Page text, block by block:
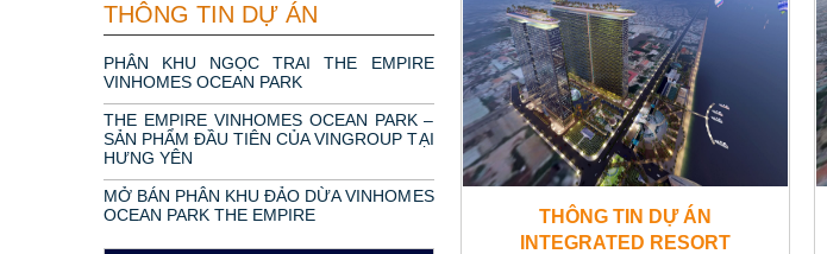
THÔNG TIN DỰ ÁN
INTEGRATED RESORT
THÔNG TIN DỰ ÁN
PHÂN KHU NGỌC TRAI THE EMPIRE
VINHOMES OCEAN PARK
THE EMPIRE VINHOMES OCEAN PARK –
SẢN PHẨM ĐẦU TIÊN CỦA VINGROUP TẠI
HƯNG YÊN
MỞ BÁN PHÂN KHU ĐẢO DỪA VINHOMES
OCEAN PARK THE EMPIRE